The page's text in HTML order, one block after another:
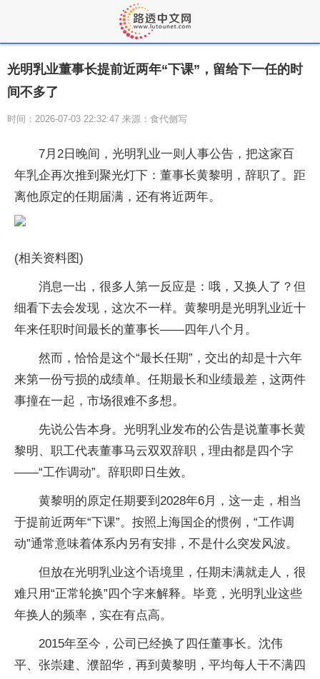
光明乳业董事长提前近两年“下课”，留给下一任的时
间不多了
时间：2026-07-03 22:32:47 来源：食代侧写
7月2日晚间，光明乳业一则人事公告，把这家百
年乳企再次推到聚光灯下：董事长黄黎明，辞职了。距
离他原定的任期届满，还有将近两年。
(相关资料图)
消息一出，很多人第一反应是：哦，又换人了？但
细看下去会发现，这次不一样。黄黎明是光明乳业近十
年来任职时间最长的董事长——四年八个月。
然而，恰恰是这个“最长任期”，交出的却是十六年
来第一份亏损的成绩单。任期最长和业绩最差，这两件
事撞在一起，市场很难不多想。
先说公告本身。光明乳业发布的公告是说董事长黄
黎明、职工代表董事马云双双辞职，理由都是四个字
——“工作调动”。辞职即日生效。
黄黎明的原定任期要到2028年6月，这一走，相当
于提前近两年“下课”。按照上海国企的惯例，“工作调
动”通常意味着体系内另有安排，不是什么突发风波。
但放在光明乳业这个语境里，任期未满就走人，很
难只用“正常轮换”四个字来解释。毕竟，光明乳业这些
年换人的频率，实在有点高。
2015年至今，公司已经换了四任董事长。沈伟
平、张崇建、濮韶华，再到黄黎明，平均每人干不满四